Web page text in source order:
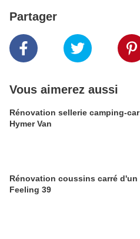
Partager
Vous aimerez aussi
Rénovation sellerie camping-car
Hymer Van
Rénovation coussins carré d'un
Feeling 39